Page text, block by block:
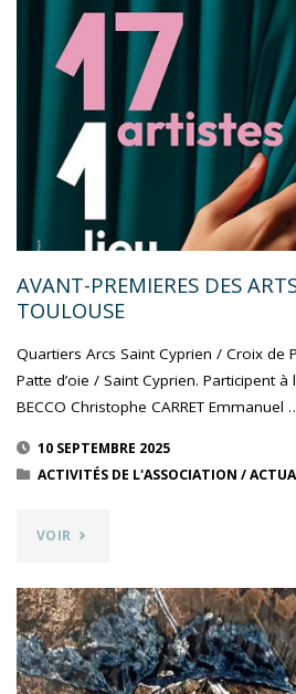
BALADE
TOULOUSE"
AVANT-PREMIERES DES
TOULOUSE
Quartiers Arcs Saint Cyprien / Croix de
Patte d’oie / Saint Cyprien. Participent à
BECCO Christophe CARRET Emmanuel
10 SEPTEMBRE 2025
ACTIVITÉS DE L'ASSOCIATION /
VOIR "AVANT-
DES
ARTS